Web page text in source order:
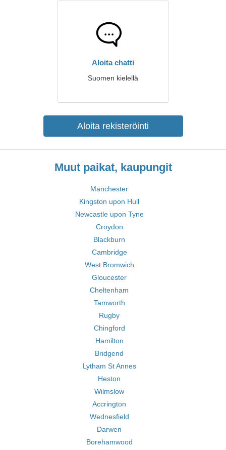
Aloita chatti
Suomen kielellä
Aloita rekisteröinti
Muut paikat, kaupungit
Manchester
Kingston upon Hull
Newcastle upon Tyne
Croydon
Blackburn
Cambridge
West Bromwich
Gloucester
Cheltenham
Tamworth
Rugby
Chingford
Hamilton
Bridgend
Lytham St Annes
Heston
Wilmslow
Accrington
Wednesfield
Darwen
Borehamwood